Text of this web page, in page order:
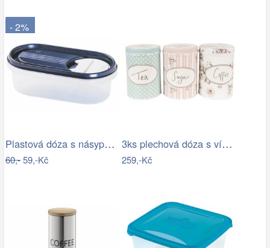
- 2%
Plastová dóza s násypkou Heidrun 500ml…
60,-59,-Kč
3ks plechová dóza s víkem a květy Tea…
259,-Kč